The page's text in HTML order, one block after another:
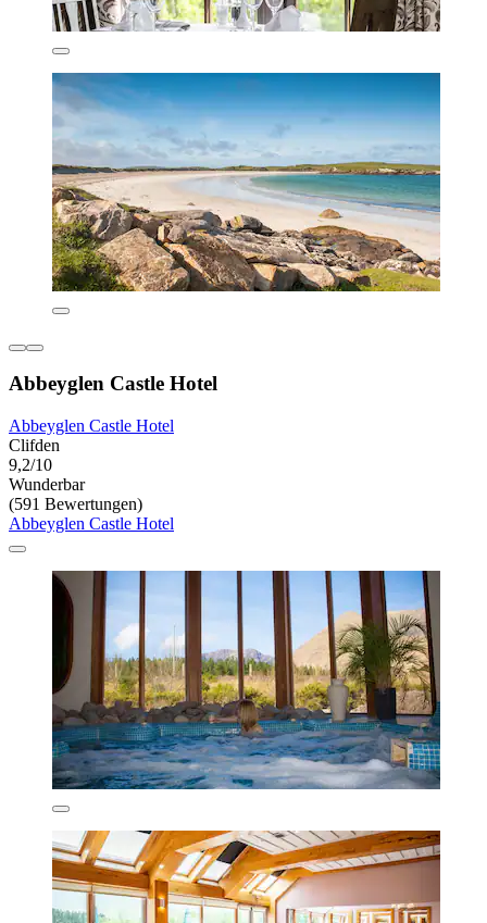
Abbeyglen Castle Hotel
Abbeyglen Castle Hotel
Clifden
9,2/10
Wunderbar
(591 Bewertungen)
Abbeyglen Castle Hotel